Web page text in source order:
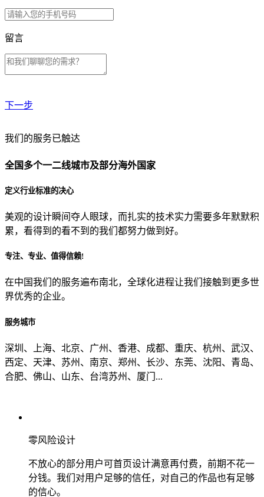
留言
下一步
贵公司预算范围是？
贵公司的团队规模是？
目前主要的营销渠道是？
我们的服务已触达
全国多个一二线城市及部分海外国家
定义行业标准的决心
美观的设计瞬间夺人眼球，而扎实的技术实力需要多年默默积
累，看得到的看不到的我们都努力做到好。
专注、专业、值得信赖!
在中国我们的服务遍布南北，全球化进程让我们接触到更多世
界优秀的企业。
服务城市
深圳、上海、北京、广州、香港、成都、重庆、杭州、武汉、
西定、天津、苏州、南京、郑州、长沙、东莞、沈阳、青岛、
合肥、佛山、山东、台湾苏州、厦门...
零风险设计
不放心的部分用户可首页设计满意再付费，前期不花一
分钱。我们对用户足够的信任，对自己的作品也有足够
的信心。